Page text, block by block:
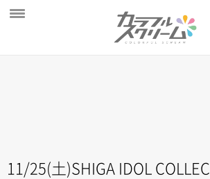
MOVIE
11/25(土)SHIGA IDOL